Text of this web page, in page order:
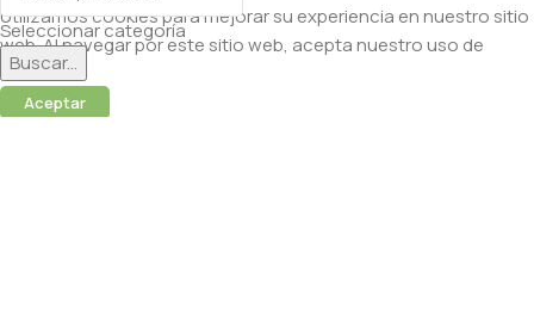
Seleccionar categoría
Buscar...
Utilizamos cookies para mejorar su experiencia en nuestro sitio
web. Al navegar por este sitio web, acepta nuestro uso de
cookies.
Aceptar